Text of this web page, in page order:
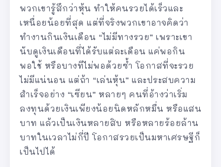
พวกเขารู้สึกว่าหุ้น ทำให้คนรวยได้เร็วและ
เหนื่อยน้อยที่สุด แต่ที่จริงพวกเขาอาจคิดว่า
ทำงานกินเงินเดือน “ไม่มีทางรวย” เพราะเขา
นับดูเงินเดือนที่ได้รับแต่ละเดือน แค่พอกิน
พอใช้ หรือบางทีไม่พอด้วยซ้ำ โอกาสที่จะรวย
ไม่มีแน่นอน แต่ถ้า “เล่นหุ้น” และประสบความ
สำเร็จอย่าง “เซียน” หลายๆ คนที่อ้างว่าเริ่ม
ลงทุนด้วยเงินเพียงน้อยนิดหลักหมื่น หรือแสน
บาท แล้วเป็นเงินหลายสิบ หรือหลายร้อยล้าน
บาทในเวลาไม่กี่ปี โอกาสรวยเป็นมหาเศรษฐีก็
เป็นไปได้